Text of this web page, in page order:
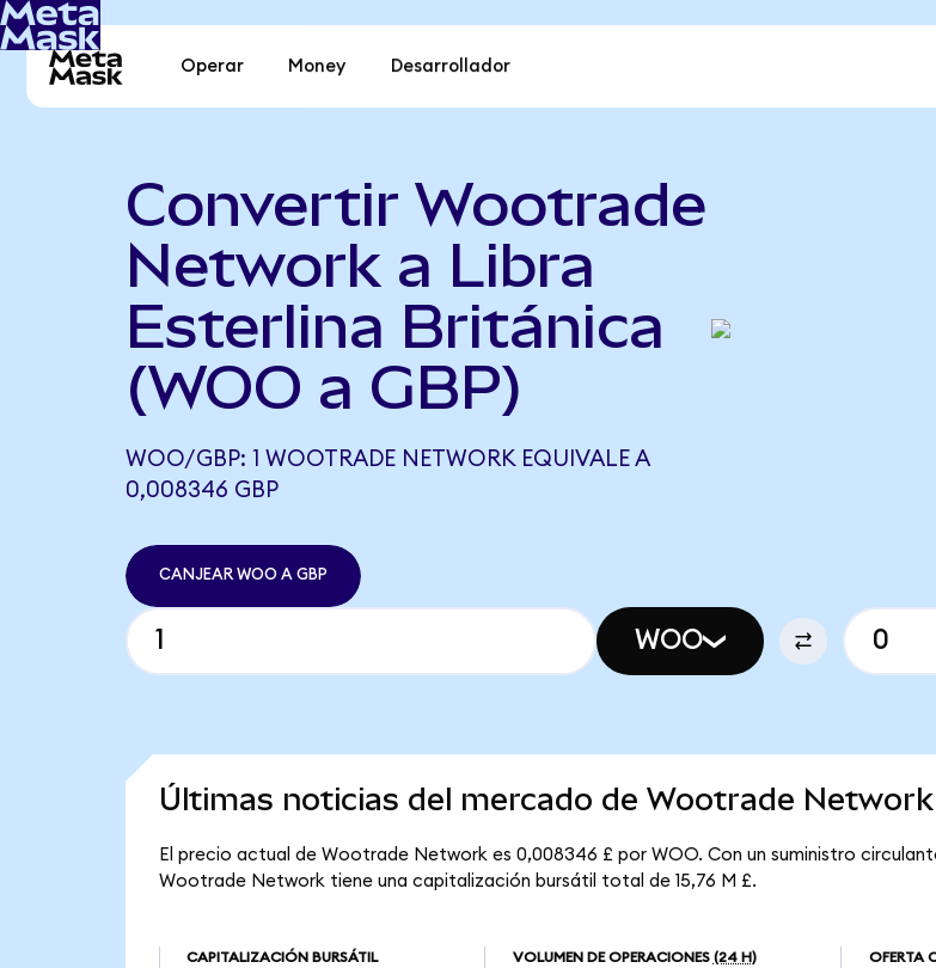
Operar Money Desarrollador
Convertir Wootrade
Network a Libra
Esterlina Británica
(WOO a GBP)
WOO/GBP: 1 WOOTRADE NETWORK EQUIVALE A
0,008346 GBP
CANJEAR WOO A GBP
WOO
Últimas noticias del mercado de Wootrade Network
El precio actual de Wootrade Network es 0,008346 £ por WOO. Con un suministro
Wootrade Network tiene una capitalización bursátil total de 15,76 M £.
CAPITALIZACIÓN BURSÁTIL VOLUMEN DE OPERACIONES (24 H) OFERTA